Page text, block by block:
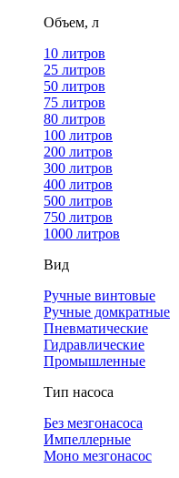
Объем, л
10 литров
25 литров
50 литров
75 литров
80 литров
100 литров
200 литров
300 литров
400 литров
500 литров
750 литров
1000 литров
Вид
Ручные винтовые
Ручные домкратные
Пневматические
Гидравлические
Промышленные
Тип насоса
Без мезгонасоса
Импеллерные
Моно мезгонасос